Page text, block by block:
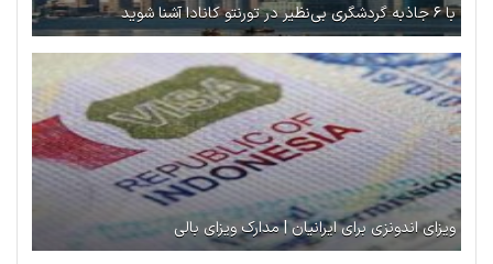
با ۶ جاذبه گردشگری بی‌نظیر در تورنتو کانادا آشنا شوید
ویزای اندونزی برای ایرانیان | مدارک ویزای بالی